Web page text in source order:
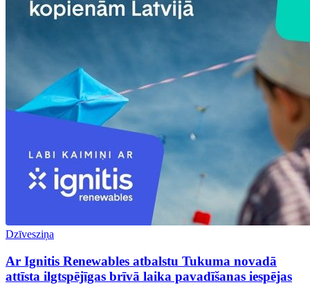
Dzīvesziņa
Ar Ignitis Renewables atbalstu Tukuma novadā
attīsta ilgtspējīgas brīvā laika pavadīšanas iespējas